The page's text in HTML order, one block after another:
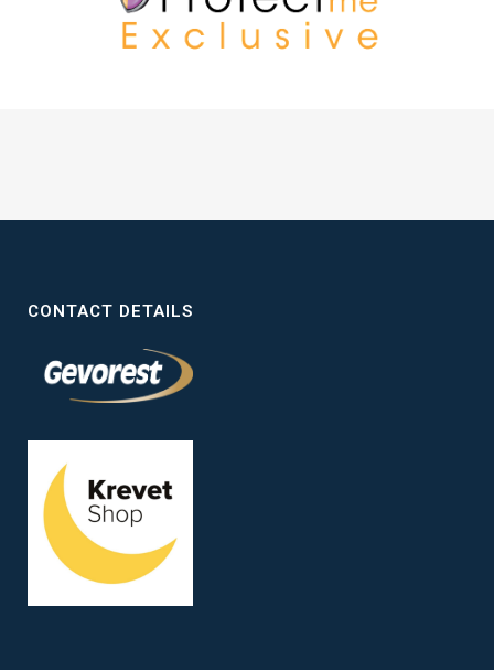
CONTACT DETAILS